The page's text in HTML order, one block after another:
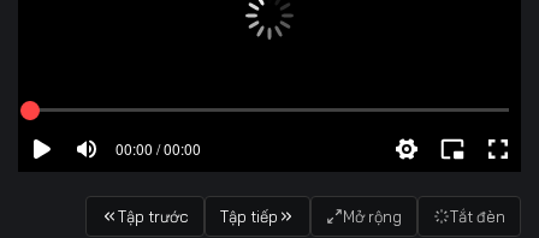
00:00 / 00:00
Tập trước Tập tiếp Mở rộng Tắt đèn